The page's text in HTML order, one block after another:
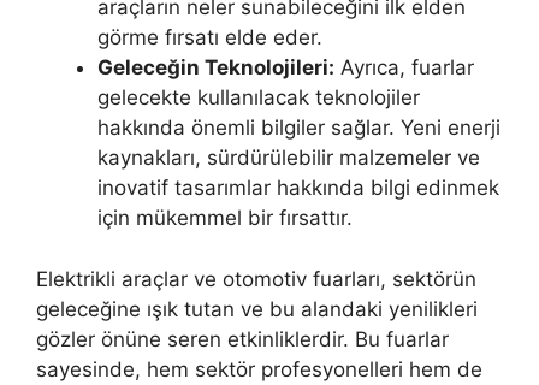
araçların neler sunabileceğini ilk elden
görme fırsatı elde eder.
Geleceğin Teknolojileri: Ayrıca, fuarlar
gelecekte kullanılacak teknolojiler
hakkında önemli bilgiler sağlar. Yeni enerji
kaynakları, sürdürülebilir malzemeler ve
inovatif tasarımlar hakkında bilgi edinmek
için mükemmel bir fırsattır.
Elektrikli araçlar ve otomotiv fuarları, sektörün
geleceğine ışık tutan ve bu alandaki yenilikleri
gözler önüne seren etkinliklerdir. Bu fuarlar
sayesinde, hem sektör profesyonelleri hem de